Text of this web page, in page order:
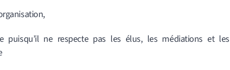
puisqu’il ne respecte pas les élus, les médiations et les